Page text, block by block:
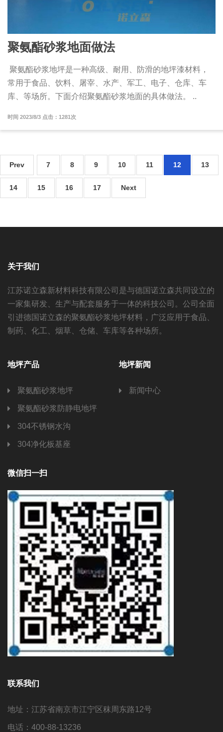
聚氨酯砂浆地面做法
聚氨酯砂浆地坪是一种高级、耐用、防滑的地坪漆材料，
常用于食品、饮料、屠宰、水产、军工、电子、仓库、车
库、等场所。下面介绍聚氨酯砂浆地面的具体做法。 ..
时间 2023/8/3 点击：1281次
Prev 7 8 9 10 11 12 13
14 15 16 17 Next
关于我们
江苏诺立森新材料科技有限公司是与德国诺立森共同设立的
一家集研发、生产与配套服务于一体的科技公司。公司全面
引进德国诺立森的聚氨酯砂浆地坪材料，广泛应用于食品、
制药、化工、烟草、仓储、车库等各种场所。
地坪产品
聚氨酯砂浆地坪
聚氨酯砂浆防静电地坪
304不锈钢水沟
304净化板基座
地坪新闻
新闻中心
微信扫一扫
联系我们
地址：江苏省南京市江宁区秣周东路12号
电话：400-88-13236